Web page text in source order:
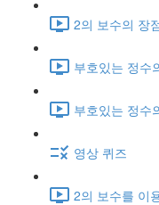
2의 보수의 장
부호있는 정수
부호있는 정수
영상 퀴즈
2의 보수를 이